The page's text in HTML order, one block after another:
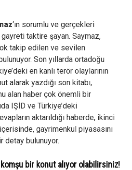
‘ın sorumlu ve gerçekleri
taktire şayan. Saymaz,
takip edilen ve sevilen
Son yıllarda ortadoğu
en kanlı terör olaylarının
alarak yazdığı son kitabı,
alan haber çok önemli bir
IŞİD ve Türkiye’deki
aktarıldığı haberde, ikinci
gayrimenkul piyasasını
detay bulunuyor.
bir konut alıyor olabilirsiniz!